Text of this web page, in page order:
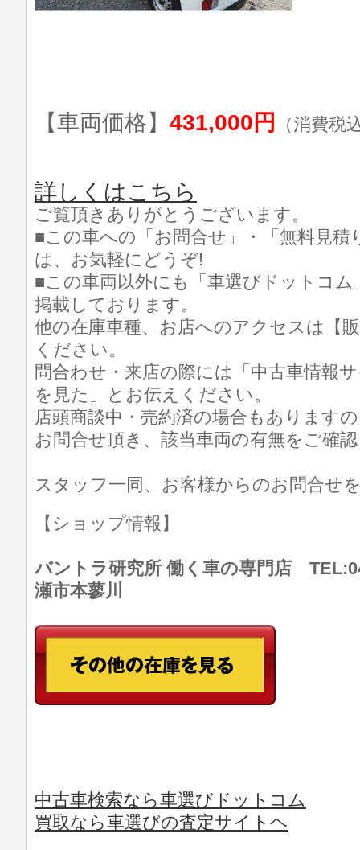
【車両価格】 431,000円 （消費税
詳しくはこちら
ご覧頂きありがとうございます。
■この車への「お問合せ」・「無料見積
は、お気軽にどうぞ!
■この車両以外にも「車選びドットコ
掲載しております。
他の在庫車種、お店へのアクセスは【
ください。
問合わせ・来店の際には「中古車情報
を見た」とお伝えください。
店頭商談中・売約済の場合もあります
お問合せ頂き、該当車両の有無をご確
スタッフ一同、お客様からのお問合せ
【ショップ情報】
バントラ研究所 働く車の専門店
瀬市本蓼川
中古車検索なら車選びドットコム
買取なら車選びの査定サイトヘ